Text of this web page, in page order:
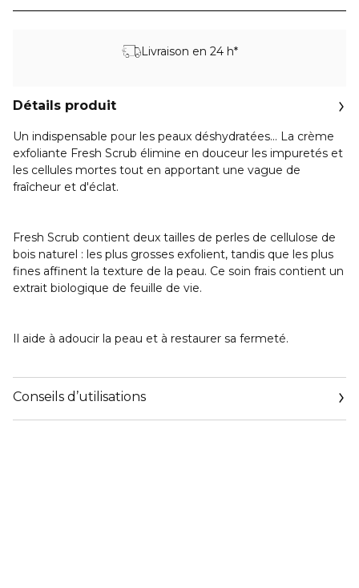
Livraison en 24 h*
Détails produit
Un indispensable pour les peaux déshydratées... La crème
exfoliante Fresh Scrub élimine en douceur les impuretés et
les cellules mortes tout en apportant une vague de
fraîcheur et d'éclat.
Fresh Scrub contient deux tailles de perles de cellulose de
bois naturel : les plus grosses exfolient, tandis que les plus
fines affinent la texture de la peau. Ce soin frais contient un
extrait biologique de feuille de vie.
Il aide à adoucir la peau et à restaurer sa fermeté.
Conseils d’utilisations